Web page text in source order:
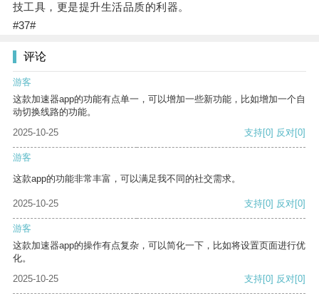
技工具，更是提升生活品质的利器。
#37#
评论
游客
这款加速器app的功能有点单一，可以增加一些新功能，比如增加一个自
动切换线路的功能。
2025-10-25
支持[0] 反对[0]
游客
这款app的功能非常丰富，可以满足我不同的社交需求。
2025-10-25 支持[0] 反对[0]
游客
这款加速器app的操作有点复杂，可以简化一下，比如将设置页面进行优
化。
2025-10-25
支持[0] 反对[0]